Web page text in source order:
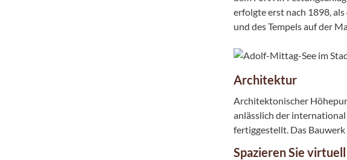
erfolgte erst nach 1898,
und des Tempels auf der
Architektur
Architektonischer
anlässlich der
fertiggestellt. Das
Spazieren Sie